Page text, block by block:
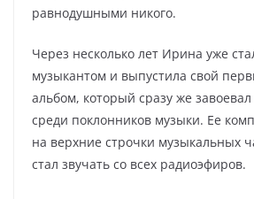
равнодушными никого.
Через несколько лет Ирина уже
музыкантом и выпустила свой
альбом, который сразу же
среди поклонников музыки. Ее
на верхние строчки музыкальных
стал звучать со всех радиоэфиров.